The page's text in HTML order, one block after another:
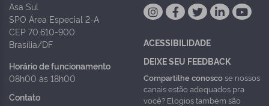
Asa Sul
SPO Área Especial 2-A
CEP 70.610-900
Brasília/DF
Horário de funcionamento
08h00 às 18h00
Contato
ACESSIBILIDADE
DEIXE SEU FEEDBACK
Compartilhe conoscose nossos
canais estão adequados pra
você? Elogios também são